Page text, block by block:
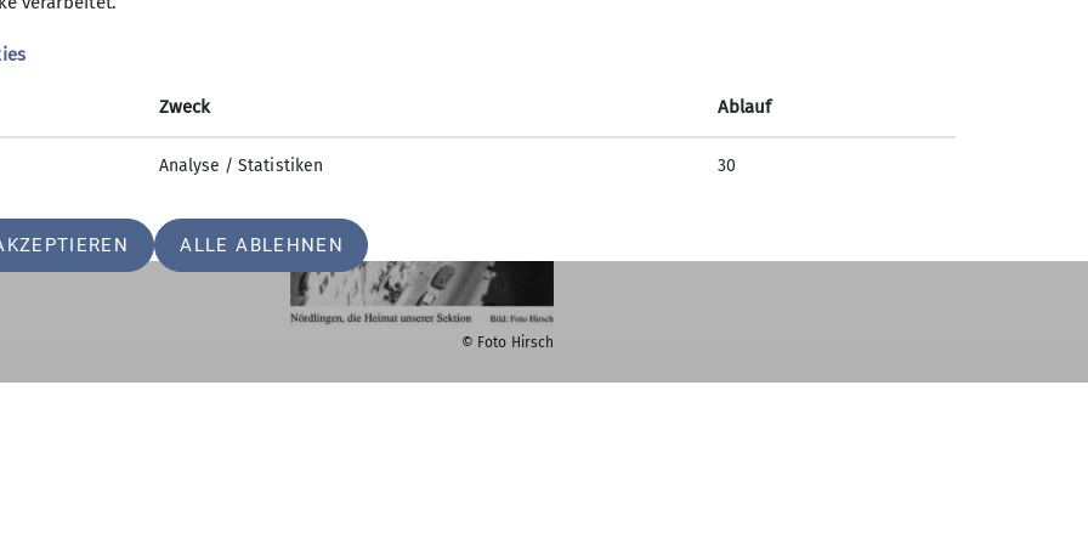
© Foto Hirsch
2019: 125-Jahrfeier der Sektion
Zweck Ablauf
Analyse / Statistiken 30
ALLE ABLEHNEN